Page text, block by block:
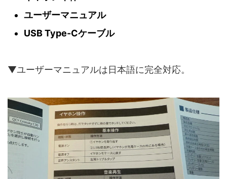
ユーザーマニュアル
USB Type-Cケーブル
▼ユーザーマニュアルは日本語に完全対応。